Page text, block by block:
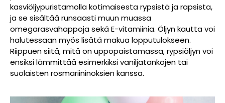
kasviöljypuristamolla kotimaisesta rypsistä ja rapsista,
ja se sisältää runsaasti muun muassa
omegarasvahappoja sekä E-vitamiinia. Öljyn kautta voi
halutessaan myös lisätä makua lopputulokseen.
Riippuen siitä, mitä on uppopaistamassa, rypsiöljyn voi
ensiksi lämmittää esimerkiksi vaniljatankojen tai
suolaisten rosmariininoksien kanssa.